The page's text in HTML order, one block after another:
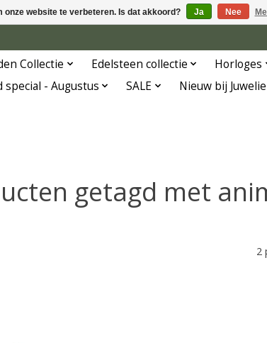
Collectie Edelsteen collectie Horloges
special - Augustus SALE Nieuw bij
getagd met
2
onze website te verbeteren. Is dat akkoord? Ja Nee